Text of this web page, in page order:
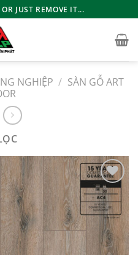
JUST REMOVE IT...
NGHIỆP / SÀN GỖ ART
Add to
wishlist